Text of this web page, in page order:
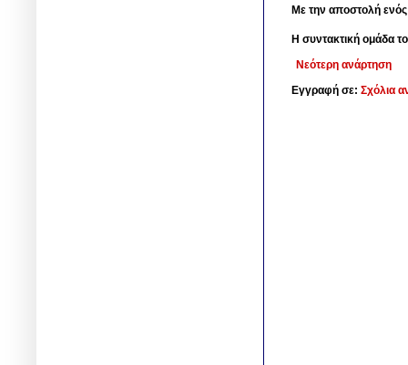
Με την αποστολή
Η συντακτική ομάδα
Νεότερη ανάρτηση
Εγγραφή σε: Σχόλια